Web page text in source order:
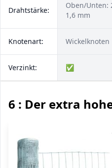
Drahtstärke:
Oben/Unten:
1,6 mm
Knotenart: Wickelknoten
Verzinkt: ✅
6 : Der extra